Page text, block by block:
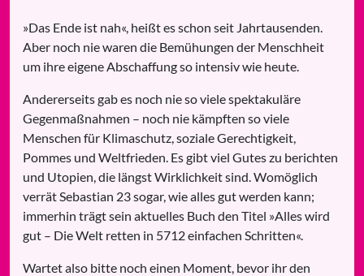
»Das Ende ist nah«, heißt es schon seit Jahrtausenden.
Aber noch nie waren die Bemühungen der Menschheit
um ihre eigene Abschaffung so intensiv wie heute.
Andererseits gab es noch nie so viele spektakuläre
Gegenmaßnahmen – noch nie kämpften so viele
Menschen für Klimaschutz, soziale Gerechtigkeit,
Pommes und Weltfrieden. Es gibt viel Gutes zu berichten
und Utopien, die längst Wirklichkeit sind. Womöglich
verrät Sebastian 23 sogar, wie alles gut werden kann;
immerhin trägt sein aktuelles Buch den Titel »Alles wird
gut – Die Welt retten in 5712 einfachen Schritten«.
Wartet also bitte noch einen Moment, bevor ihr den